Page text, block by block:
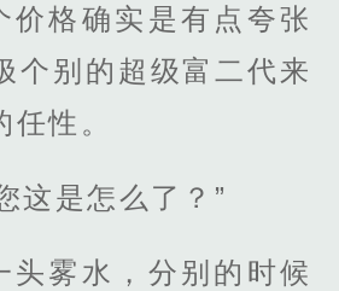
价格确实是有点夸张
个别的超级富二代来
性。
这是怎么了？”
头雾水，分别的时候